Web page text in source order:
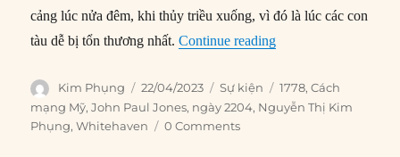
cảng lúc nửa đêm, khi thủy triều xuống, vì đó là lúc các con
tàu dễ bị tổn thương nhất.Continue reading“22/04/1778: John
Author
Kim Phụng
Posted
on
22/04/2023 Categories
Sự kiện Tags
1778,Cách
mạng Mỹ,John Paul Jones, ngày 2204, Nguyễn Thị Kim
Phụng,Whitehaven 0 Comments